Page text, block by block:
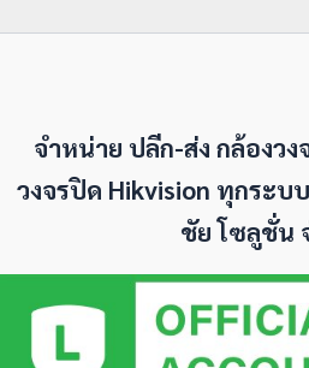
จำหน่าย ปลีก-ส่ง กล้องวง
วงจรปิด Hikvision ทุกระบ
ชัย โซลูชั่น